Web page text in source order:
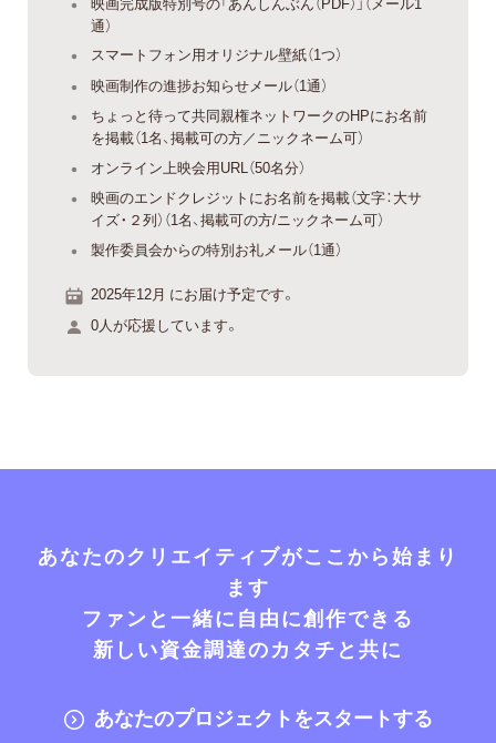
通）
スマートフォン用オリジナル壁紙（1つ）
映画制作の進捗お知らせメール（1通）
ちょっと待って共同親権ネットワークのHPにお名前
を掲載（1名、掲載可の方／ニックネーム可）
オンライン上映会用URL（50名分）
映画のエンドクレジットにお名前を掲載（文字：大サ
イズ・２列）（1名、掲載可の方/ニックネーム可）
製作委員会からの特別お礼メール（1通）
2025年12月 にお届け予定です。
0人が応援しています。
あなたのクリエイティブがここから始まり
ます
ファンと一緒に自由に創作できる
新しい資金調達のカタチと共に
あなたのプロジェクトをスタートする